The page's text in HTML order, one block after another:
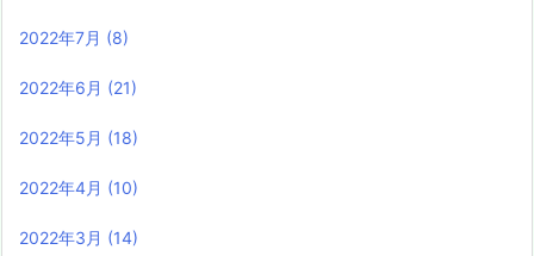
2022年7月 (8)
2022年6月 (21)
2022年5月 (18)
2022年4月 (10)
2022年3月 (14)